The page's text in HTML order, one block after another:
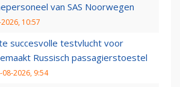
van SAS Noorwegen
10:57
succesvolle testvlucht voor
Russisch passagierstoestel
08-2026, 9:54